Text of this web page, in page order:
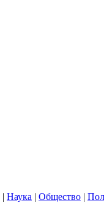
| Наука | Общество |